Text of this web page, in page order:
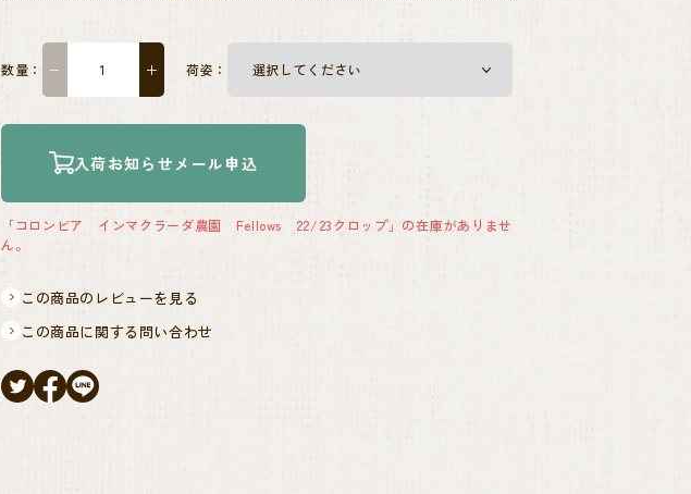
数量： − ＋ 荷姿：
入荷お知らせメール申込
「コロンビア インマクラーダ農園 Fellows 22/23クロップ」の在庫がありませ
ん。
この商品のレビューを見る
この商品に関する問い合わせ